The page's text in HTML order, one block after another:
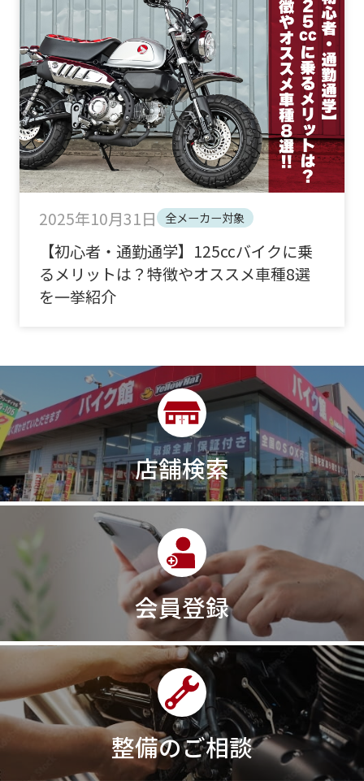
2025年10月31日 全メーカー対象
【初心者・通勤通学】125ccバイクに乗
るメリットは？特徴やオススメ車種8選
を一挙紹介
店舗検索
会員登録
整備のご相談